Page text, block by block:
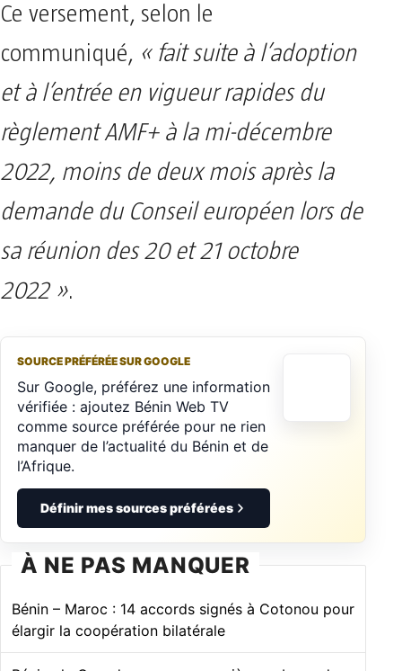
Ce versement, selon le
communiqué, « fait suite à l’adoption
et à l’entrée en vigueur rapides du
règlement AMF+ à la mi-décembre
2022, moins de deux mois après la
demande du Conseil européen lors de
sa réunion des 20 et 21 octobre
2022 ».
SOURCE PRÉFÉRÉE SUR GOOGLE
Sur Google, préférez une information
vérifiée : ajoutez Bénin Web TV
comme source préférée pour ne rien
manquer de l’actualité du Bénin et de
l’Afrique.
Définir mes sources préférées
À NE PAS MANQUER
Bénin – Maroc : 14 accords signés à Cotonou pour
élargir la coopération bilatérale